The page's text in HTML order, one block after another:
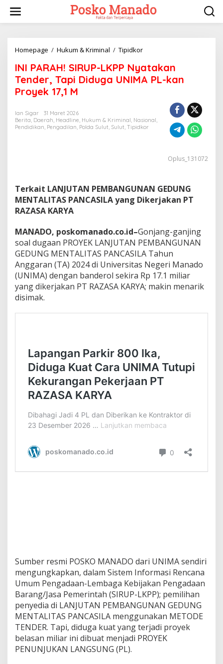
konten
Homepage / Hukum & Kriminal / TipidkorINI
SIRUP-
LKPP
Nyatakan
UNIMA
PL-
INI PARAH! SIRUP-LKPP Nyatakan
Tender, Tapi Diduga UNIMA PL-kan
Proyek 17,1 M
Ian Sigar
31 Maret 2026
Berita, Daerah, Headline, Hukum & Kriminal, Nasional,
Pendidikan, Pengadilan, Polda Sulut, Sulut, Tipidkor
Oplus_131072
Terkait LANJUTAN PEMBANGUNAN GEDUNG
MENTALITAS PANCASILA yang Dikerjakan PT
RAZASA KARYA
MANADO, poskomanado.co.id–Gonjang-ganjing
soal dugaan PROYEK LANJUTAN PEMBANGUNAN
GEDUNG MENTALITAS PANCASILA Tahun
Anggaran (TA) 2024 di Universitas Negeri Manado
(UNIMA) dengan banderol sekira Rp 17.1 miliar
yang dikerjakan PT RAZASA KARYA; makin menarik
disimak.
Sumber resmi POSKO MANADO dari UNIMA sendiri
mengungkapkan, dalam Sistem Informasi Rencana
Umum Pengadaan-Lembaga Kebijakan Pengadaan
Barang/Jasa Pemerintah (SIRUP-LKPP); pemilihan
penyedia di LANJUTAN PEMBANGUNAN GEDUNG
MENTALITAS PANCASILA menggunakan METODE
TENDER. Tapi, diduga kuat yang terjadi proyek
belasan miliar ini dibuat menjadi PROYEK
PENUNJUKAN LANGSUNG (PL).